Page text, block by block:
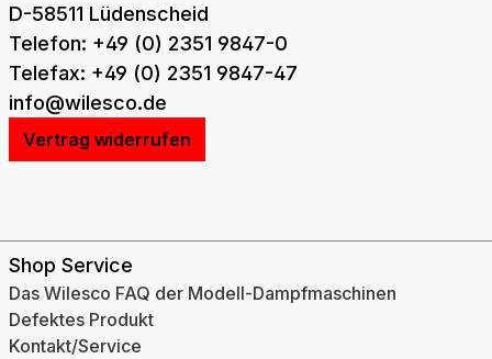
D-58511 Lüdenscheid
Telefon: +49 (0) 2351 9847-0
Telefax: +49 (0) 2351 9847-47
info@wilesco.de
Vertrag widerrufen
Shop Service
Das Wilesco FAQ der Modell-Dampfmaschinen
Defektes Produkt
Kontakt/Service